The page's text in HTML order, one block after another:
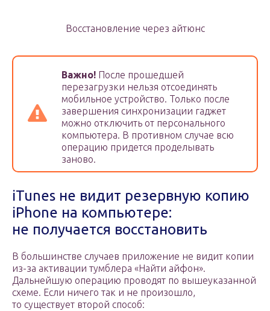
Восстановление через айтюнс
Важно! После прошедшей
перезагрузки нельзя отсоединять
мобильное устройство. Только после
завершения синхронизации гаджет
можно отключить от персонального
компьютера. В противном случае всю
операцию придется проделывать
заново.
iTunes не видит резервную копию
iPhone на компьютере:
не получается восстановить
В большинстве случаев приложение не видит копии
из-за активации тумблера «Найти айфон».
Дальнейшую операцию проводят по вышеуказанной
схеме. Если ничего так и не произошло,
то существует второй способ: